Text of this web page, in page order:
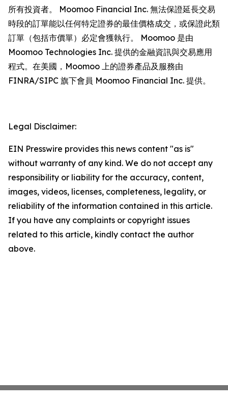
所有投資者。 Moomoo Financial Inc. 無法保證延長交易
時段的訂單能以任何特定證券的最佳價格成交，或保證此類
訂單（包括市價單）必定會獲執行。 Moomoo 是由
Moomoo Technologies Inc. 提供的金融資訊與交易應用
程式。在美國，Moomoo 上的證券產品及服務由
FINRA/SIPC 旗下會員 Moomoo Financial Inc. 提供。
Legal Disclaimer:
EIN Presswire provides this news content "as is"
without warranty of any kind. We do not accept any
responsibility or liability for the accuracy, content,
images, videos, licenses, completeness, legality, or
reliability of the information contained in this article.
If you have any complaints or copyright issues
related to this article, kindly contact the author
above.